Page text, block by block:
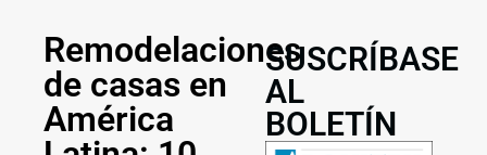
Remodelaciones
de casas en
América
SUSCRÍBASE
AL
BOLETÍN